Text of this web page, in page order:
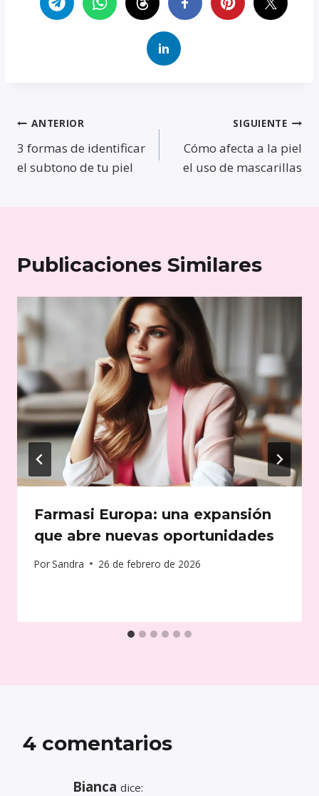
Navegación
de
ANTERIOR
3 formas de identificar
el subtono de tu piel
SIGUIENTE
Cómo afecta a la piel
el uso de mascarillas
Publicaciones Similares
Farmasi Europa: una expansión
que abre nuevas oportunidades
PorSandra 26 de febrero de 2026
4 comentarios
Bianca dice: